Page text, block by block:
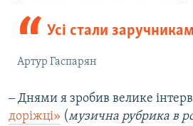
Усі стали
Артур Гаспарян
‒ Днями я зробив велике
доріжці» (музична рубрика в